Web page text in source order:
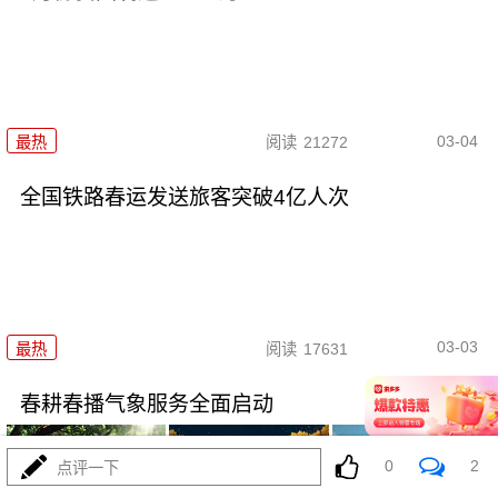
最热 阅读 21272 03-04
全国铁路春运发送旅客突破4亿人次
最热 阅读 17631 03-03
春耕春播气象服务全面启动
点评一下 0 2